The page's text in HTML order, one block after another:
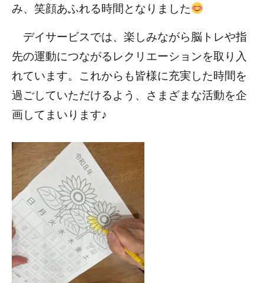
み、笑顔あふれる時間となりました
デイサービスでは、楽しみながら脳トレや指
先の運動につながるレクリエーションを取り入
れています。これからも皆様に充実した時間を
過ごしていただけるよう、さまざまな活動を企
画してまいります♪